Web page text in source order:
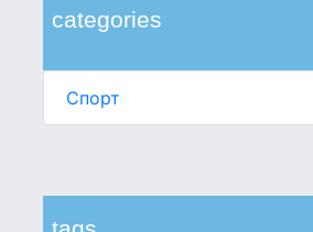
categories
Спорт